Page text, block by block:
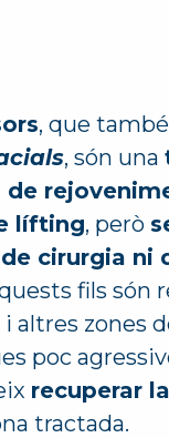
, que
, són una
lífting, però
cirurgia ni
fils són
i altres zones
poc
recuperar
tractada.